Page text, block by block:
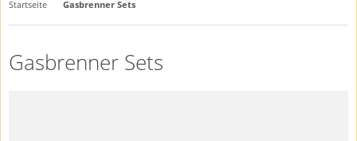
Startseite Gasbrenner Sets
Gasbrenner Sets